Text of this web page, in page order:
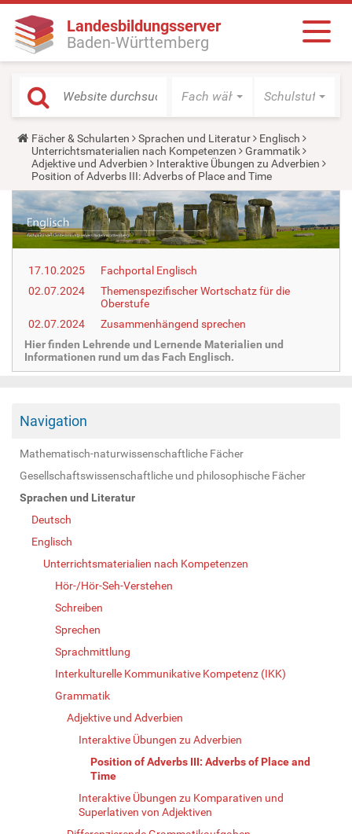
Landesbildungsserver
Baden-Württemberg
Fach wählen Schulstufe
Y
o
u
a
r
h
e
r
e
Fächer & Schularten Sprachen und Literatur
Englisch
Unterrichtsmaterialien nach Kompetenzen
Grammatik
Adjektive und Adverbien
Interaktive Übungen zu Adverbien
Position of Adverbs III: Adverbs of Place and Time
17.10.2025
Fachportal Englisch
02.07.2024
Themenspezifischer Wortschatz für die
Oberstufe
02.07.2024
Zusammenhängend sprechen
Hier finden Lehrende und Lernende Materialien und
Informationen rund um das Fach Englisch.
Navigation
Mathematisch-naturwissenschaftliche Fächer
Gesellschaftswissenschaftliche und philosophische Fächer
Sprachen und Literatur
Deutsch
Englisch
Unterrichtsmaterialien nach Kompetenzen
Hör-/Hör-Seh-Verstehen
Schreiben
Sprechen
Sprachmittlung
Interkulturelle Kommunikative Kompetenz (IKK)
Grammatik
Adjektive und Adverbien
Interaktive Übungen zu Adverbien
Position of Adverbs III: Adverbs of Place and
Time
Interaktive Übungen zu Komparativen und
Superlativen von Adjektiven